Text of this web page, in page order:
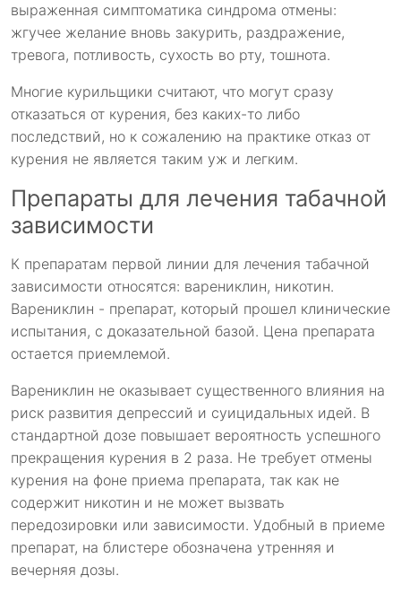
выраженная симптоматика синдрома отмены:
жгучее желание вновь закурить, раздражение,
тревога, потливость, сухость во рту, тошнота.
Многие курильщики считают, что могут сразу
отказаться от курения, без каких-то либо
последствий, но к сожалению на практике отказ от
курения не является таким уж и легким.
Препараты для лечения табачной
зависимости
К препаратам первой линии для лечения табачной
зависимости относятся: варениклин, никотин.
Варениклин - препарат, который прошел клинические
испытания, с доказательной базой. Цена препарата
остается приемлемой.
Варениклин не оказывает существенного влияния на
риск развития депрессий и суицидальных идей. В
стандартной дозе повышает вероятность успешного
прекращения курения в 2 раза. Не требует отмены
курения на фоне приема препарата, так как не
содержит никотин и не может вызвать
передозировки или зависимости. Удобный в приеме
препарат, на блистере обозначена утренняя и
вечерняя дозы.